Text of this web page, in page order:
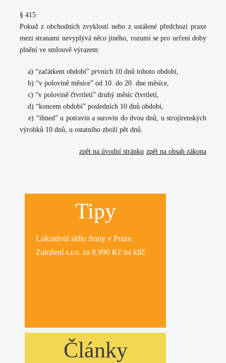
§ 415
Pokud z obchodních zvyklostí nebo z ustálené předchozí praxe
mezi stranami nevyplývá něco jiného, rozumí se pro určení doby
plnění ve smlouvě výrazem:
a) “začátkem období” prvních 10 dnů tohoto období,
b) “v polovině měsíce” od 10. do 20. dne měsíce,
c) “v polovině čtvrtletí” druhý měsíc čtvrtletí,
d) “koncem období” posledních 10 dnů období,
e) “ihned” u potravin a surovin do dvou dnů, u strojírenských
výrobků 10 dnů, u ostatního zboží pět dnů.
zpět na obsah zákona
zpět na úvodní stránku
Tipy
Lukrativnísídlo firmy v Praze.
Založení s.r.o. za 8.990 Kč na klíč.
Články